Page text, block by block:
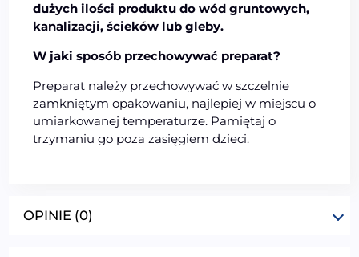
dużych ilości produktu do wód gruntowych,
kanalizacji, ścieków lub gleby.
W jaki sposób przechowywać preparat?
Preparat należy przechowywać w szczelnie
zamkniętym opakowaniu, najlepiej w miejscu o
umiarkowanej temperaturze. Pamiętaj o
trzymaniu go poza zasięgiem dzieci.
OPINIE (0)